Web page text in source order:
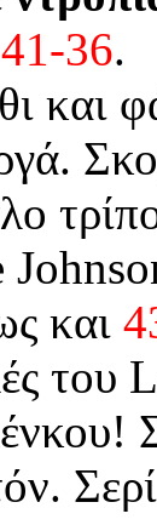
41-36.
και
και
του